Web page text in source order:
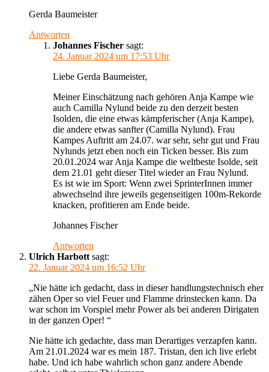
Gerda Baumeister
Antworten
Johannes Fischer sagt:
24. Januar 2024 um 17:53 Uhr
Liebe Gerda Baumeister,
Meiner Einschätzung nach gehören Anja Kampe wie
auch Camilla Nylund beide zu den derzeit besten
Isolden, die eine etwas kämpferischer (Anja Kampe),
die andere etwas sanfter (Camilla Nylund). Frau
Kampes Auftritt am 24.07. war sehr, sehr gut und Frau
Nylunds jetzt eben noch ein Ticken besser. Bis zum
20.01.2024 war Anja Kampe die weltbeste Isolde, seit
dem 21.01 geht dieser Titel wieder an Frau Nylund.
Es ist wie im Sport: Wenn zwei SprinterInnen immer
abwechselnd ihre jeweils gegenseitigen 100m-Rekorde
knacken, profitieren am Ende beide.
Johannes Fischer
Antworten
Ulrich Harbott sagt:
22. Januar 2024 um 16:52 Uhr
„Nie hätte ich gedacht, dass in dieser handlungstechnisch eher
zähen Oper so viel Feuer und Flamme drinstecken kann. Da
war schon im Vorspiel mehr Power als bei anderen Dirigaten
in der ganzen Oper! “
Nie hätte ich gedachte, dass man Derartiges verzapfen kann.
Am 21.01.2024 war es mein 187. Tristan, den ich live erlebt
habe. Und ich habe wahrlich schon ganz andere Abende